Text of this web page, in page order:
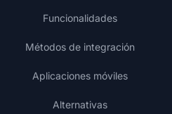
Funcionalidades
Métodos de integración
Aplicaciones móviles
Alternativas